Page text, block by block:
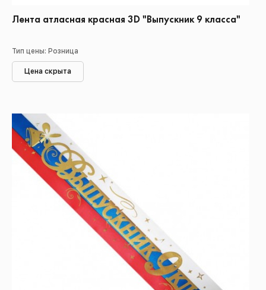
Лента атласная красная 3D "Выпускник 9 класса"
Тип цены: Розница
Цена скрыта